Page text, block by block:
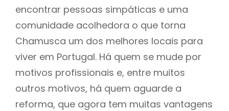
encontrar pessoas simpáticas e uma
comunidade acolhedora o que torna
Chamusca um dos melhores locais para
viver em Portugal. Há quem se mude por
motivos profissionais e, entre muitos
outros motivos, há quem aguarde a
reforma, que agora tem muitas vantagens